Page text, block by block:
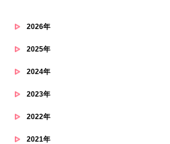
2026年
2025年
2024年
2023年
2022年
2021年